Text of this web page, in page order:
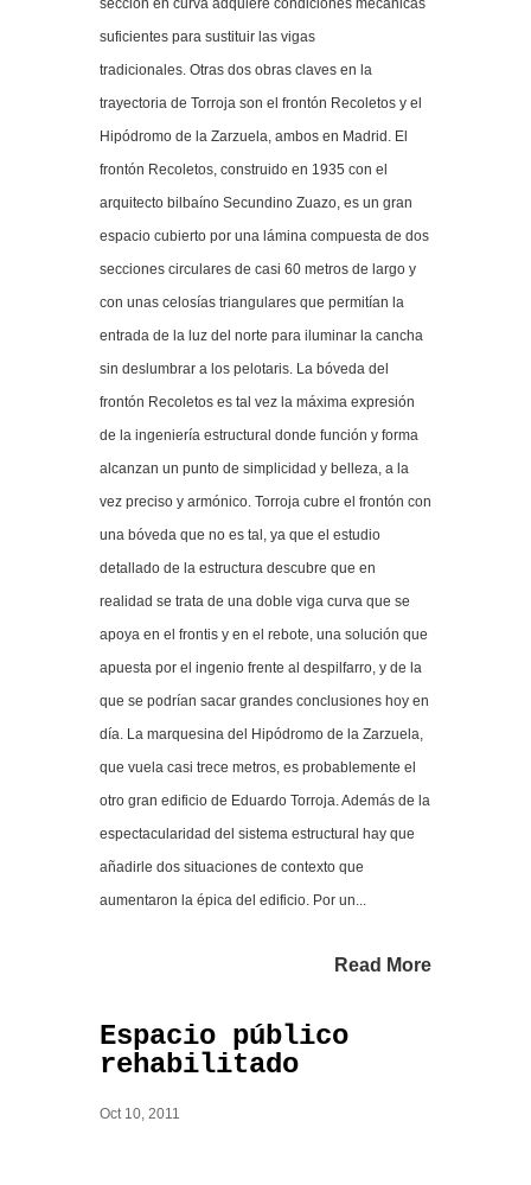
suficientes para sustituir las vigas
tradicionales. Otras dos obras claves en la
trayectoria de Torroja son el frontón Recoletos y el
Hipódromo de la Zarzuela, ambos en Madrid. El
frontón Recoletos, construido en 1935 con el
arquitecto bilbaíno Secundino Zuazo, es un gran
espacio cubierto por una lámina compuesta de dos
secciones circulares de casi 60 metros de largo y
con unas celosías triangulares que permitían la
entrada de la luz del norte para iluminar la cancha
sin deslumbrar a los pelotaris. La bóveda del
frontón Recoletos es tal vez la máxima expresión
de la ingeniería estructural donde función y forma
alcanzan un punto de simplicidad y belleza, a la
vez preciso y armónico. Torroja cubre el frontón con
una bóveda que no es tal, ya que el estudio
detallado de la estructura descubre que en
realidad se trata de una doble viga curva que se
apoya en el frontis y en el rebote, una solución que
apuesta por el ingenio frente al despilfarro, y de la
que se podrían sacar grandes conclusiones hoy en
día. La marquesina del Hipódromo de la Zarzuela,
que vuela casi trece metros, es probablemente el
otro gran edificio de Eduardo Torroja. Además de la
espectacularidad del sistema estructural hay que
añadirle dos situaciones de contexto que
aumentaron la épica del edificio. Por un...
Read More
Espacio público
rehabilitado
Oct 10, 2011